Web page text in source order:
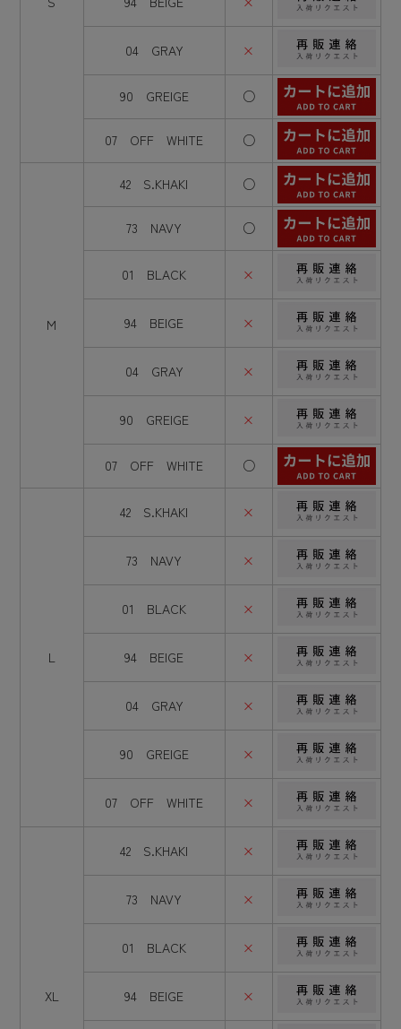
04 GRAY ×
90 GREIGE ○
07 OFF WHITE ○
M
42 S.KHAKI ○
73 NAVY ○
01 BLACK ×
94 BEIGE ×
04 GRAY ×
90 GREIGE ×
07 OFF WHITE ○
L
42 S.KHAKI ×
73 NAVY ×
01 BLACK ×
94 BEIGE ×
04 GRAY ×
90 GREIGE ×
07 OFF WHITE ×
XL
42 S.KHAKI ×
73 NAVY ×
01 BLACK ×
94 BEIGE ×